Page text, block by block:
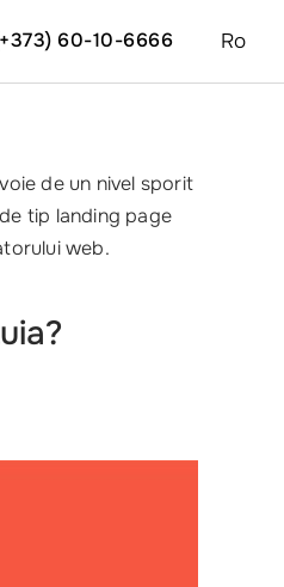
Ro
60-10-6666
de un nivel sporit
tip landing page
web.